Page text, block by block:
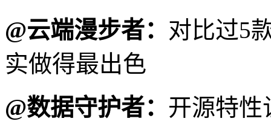
@云端漫步者： 对比过5
实做得最出色
@数据守护者： 开源特性